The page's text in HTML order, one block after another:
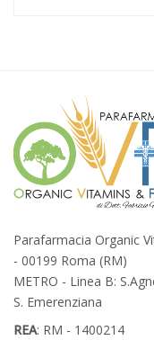
Parafarmacia Organic
- 00199 Roma (RM)
METRO - Linea B:
S. Emerenziana
REA: RM - 1400214